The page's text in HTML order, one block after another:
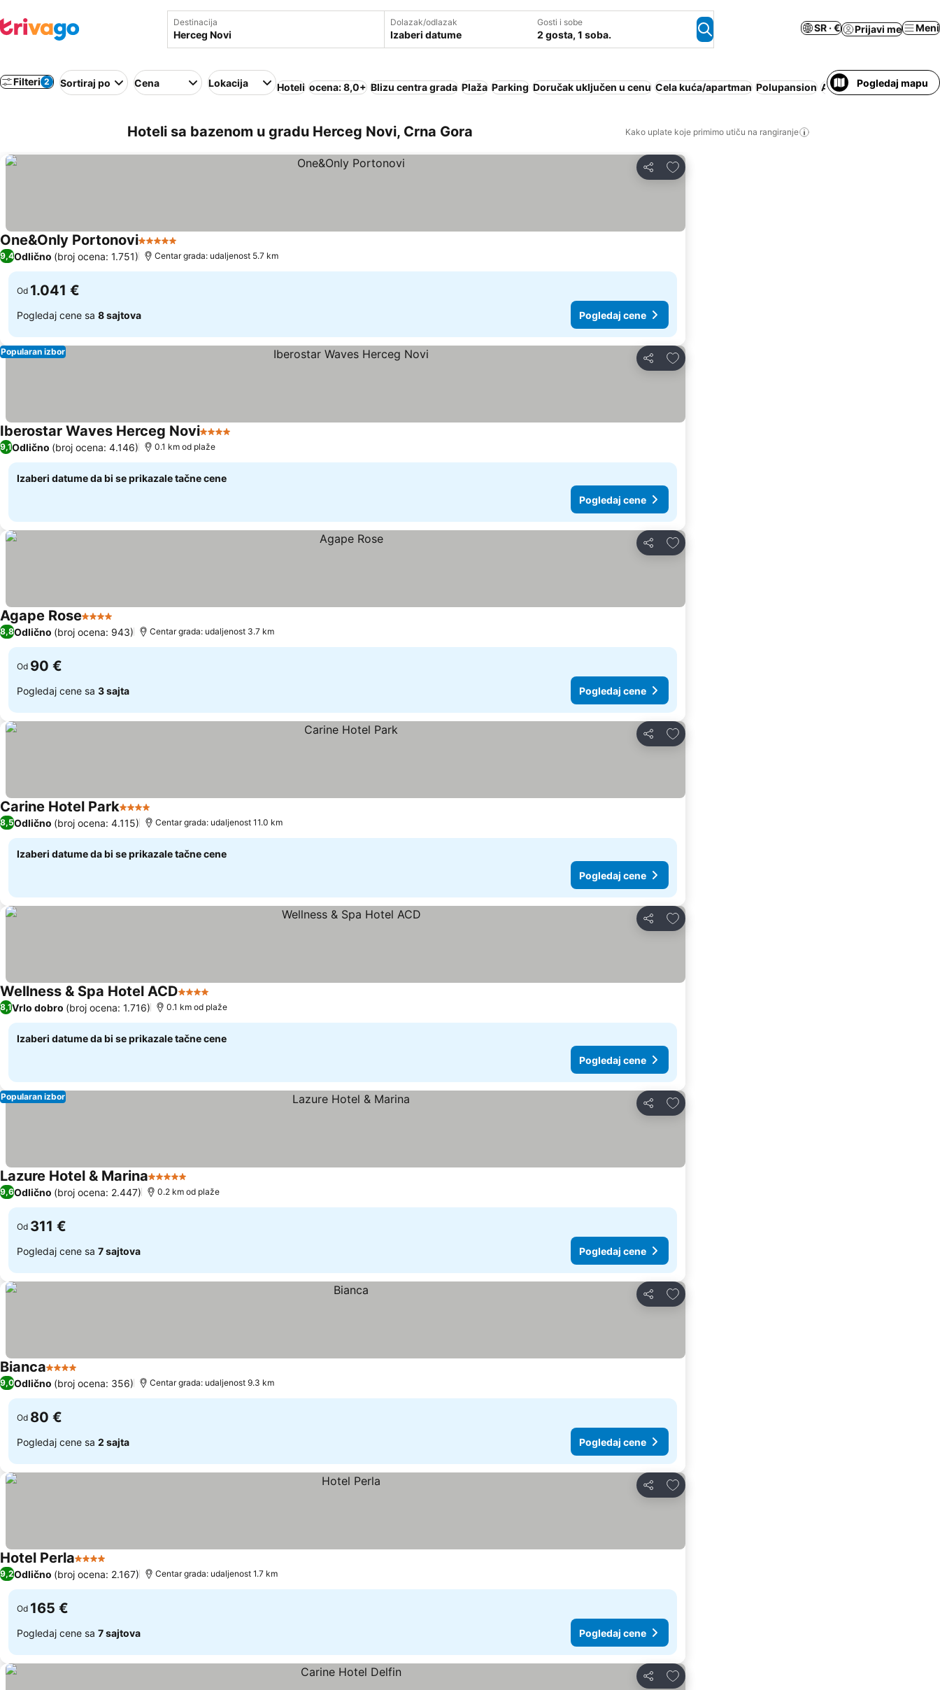
Destinacija Dolazak/odlazak
Izaberi datume
Gosti i sobe
2 gosta, 1 soba.
SR · € Prijavi me Meni
Filteri 2 Sortiraj po Cena Lokacija Hoteli ocena: 8,0+ Blizu centra grada Plaža Parking Doručak uključen u cenu Cela kuća/apartman Polupansion Apart hotel Bazen
Pogledaj mapu
Hoteli sa bazenom u gradu Herceg Novi, Crna Gora Kako uplate koje primimo utiču na rangiranje
Deli
Dodati u favorite
One&Only Portonovi5 Zvezdice
9,4Odlično (broj ocena: 1.751) Centar grada: udaljenost 5.7 km
Od 1.041 €
Pogledaj cene sa 8 sajtova Pogledaj cene
Deli
Dodati u favorite
Popularan izbor
Iberostar Waves Herceg Novi4 Zvezdice
9,1Odlično (broj ocena: 4.146) 0.1 km od plaže
Izaberi datume da bi se prikazale tačne cene
Pogledaj cene
Deli
Dodati u favorite
Agape Rose4 Zvezdice
8,8Odlično (broj ocena: 943) Centar grada: udaljenost 3.7 km
Od 90 €
Pogledaj cene sa 3 sajta Pogledaj cene
Deli
Dodati u favorite
Carine Hotel Park4 Zvezdice
8,5Odlično (broj ocena: 4.115) Centar grada: udaljenost 11.0 km
Izaberi datume da bi se prikazale tačne cene
Pogledaj cene
Deli
Dodati u favorite
Wellness & Spa Hotel ACD4 Zvezdice
8,1Vrlo dobro (broj ocena: 1.716) 0.1 km od plaže
Izaberi datume da bi se prikazale tačne cene
Pogledaj cene
Deli
Dodati u favorite
Popularan izbor
Lazure Hotel & Marina5 Zvezdice
9,6Odlično (broj ocena: 2.447) 0.2 km od plaže
Od 311 €
Pogledaj cene sa 7 sajtova Pogledaj cene
Deli
Dodati u favorite
Bianca4 Zvezdice
9,0Odlično (broj ocena: 356) Centar grada: udaljenost 9.3 km
Od 80 €
Pogledaj cene sa 2 sajta Pogledaj cene
Deli
Dodati u favorite
Hotel Perla4 Zvezdice
9,2Odlično (broj ocena: 2.167) Centar grada: udaljenost 1.7 km
Od 165 €
Pogledaj cene sa 7 sajtova Pogledaj cene
Deli
Dodati u favorite